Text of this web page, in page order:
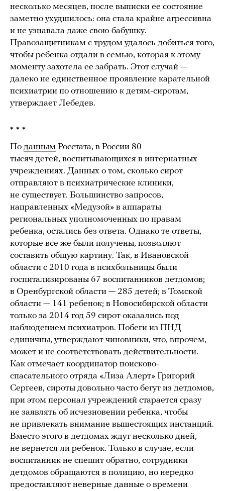
несколько месяцев, после выписки ее состояние
заметно ухудшилось: она стала крайне агрессивна
и не узнавала даже свою бабушку.
Правозащитникам с трудом удалось добиться того,
чтобы ребенка отдали в семью, которая к этому
моменту захотела ее забрать. Этот случай —
далеко не единственное проявление карательной
психиатрии по отношению к детям-сиротам,
утверждает Лебедев.
* * *
По данным Росстата, в России 80
тысяч детей, воспитывающихся в интернатных
учреждениях. Данных о том, сколько сирот
отправляют в психиатрические клиники,
не существует. Большинство запросов,
направленных «Медузой» в аппараты
региональных уполномоченных по правам
ребенка, остались без ответа. Однако те ответы,
которые все же были получены, позволяют
составить общую картину. Так, в Ивановской
области с 2010 года в психбольницы были
госпитализированы 67 воспитанников детдомов;
в Оренбургской области — 285 детей; в Томской
области — 141 ребенок; в Новосибирской области
только за 2014 год 59 сирот оказались под
наблюдением психиатров. Побеги из ПНД
единичны, утверждают чиновники, что, впрочем,
может и не соответствовать действительности.
Как отмечает координатор поисково-
спасательного отряда «Лиза Алерт» Григорий
Сергеев, сироты довольно часто бегут из детдомов,
при этом персонал учреждений старается сразу
не заявлять об исчезновении ребенка, чтобы
не привлекать внимание вышестоящих инстанций.
Вместо этого в детдомах ждут несколько дней,
не вернется ли ребенок. Только в случае, если
воспитанник не спешит обратно, сотрудники
детдомов обращаются в полицию, но нередко
предоставляют неверные данные о времени